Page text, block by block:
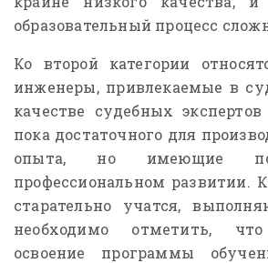
образовательный процесс
Ко второй категории
инженеры, привлекаемые в
качестве судебных
пока достаточного для
опыта, но имеющие
профессиональном развитии.
старательно учатся,
необходимо отметить, что
освоение программы